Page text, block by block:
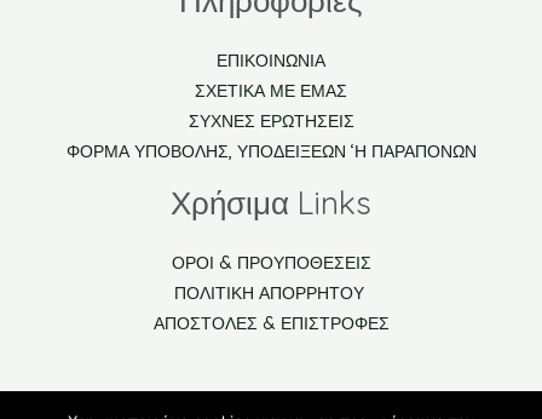
ΕΠΙΚΟΙΝΩΝΙΑ
ΣΧΕΤΙΚΑ ΜΕ ΕΜΑΣ
ΣΥΧΝΕΣ ΕΡΩΤΗΣΕΙΣ
ΦΟΡΜΑ ΥΠΟΒΟΛΗΣ, ΥΠΟΔΕΙΞΕΩΝ ‘Η ΠΑΡΑΠΟΝΩΝ
Χρήσιμα Links
ΟΡΟΙ & ΠΡΟΥΠΟΘΕΣΕΙΣ
ΠΟΛΙΤΙΚΗ ΑΠΟΡΡΗΤΟΥ
ΑΠΟΣΤΟΛΕΣ & ΕΠΙΣΤΡΟΦΕΣ